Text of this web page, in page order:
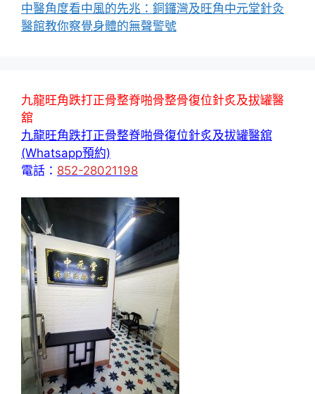
中醫角度看中風的先兆：銅鑼灣及旺角中元堂針灸
醫館教你察覺身體的無聲警號
九龍旺角跌打正骨整脊啪骨整骨復位針炙及拔罐醫
舘
九龍旺角跌打正骨整脊啪骨復位針炙及拔罐醫舘
(Whatsapp預約)
電話： 852-28021198